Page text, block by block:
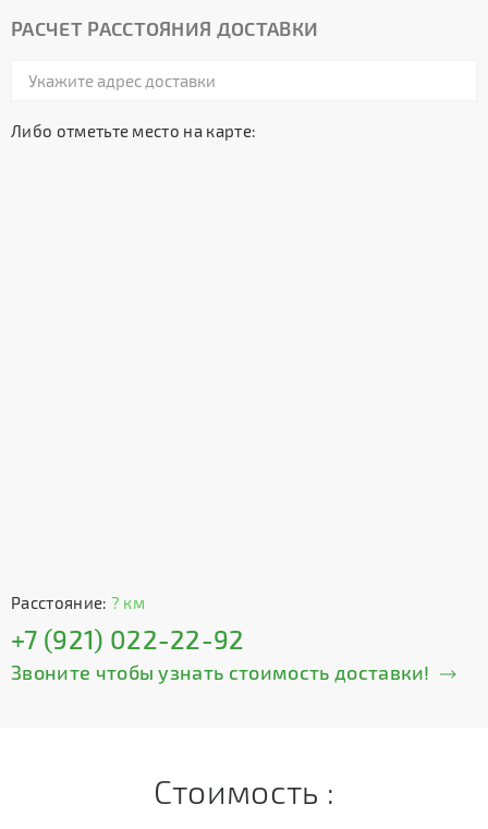
РАСЧЕТ РАССТОЯНИЯ ДОСТАВКИ
Либо отметьте место на карте:
Расстояние: ? км
+7 (921) 022-22-92
Звоните чтобы узнать стоимость доставки!
Стоимость :